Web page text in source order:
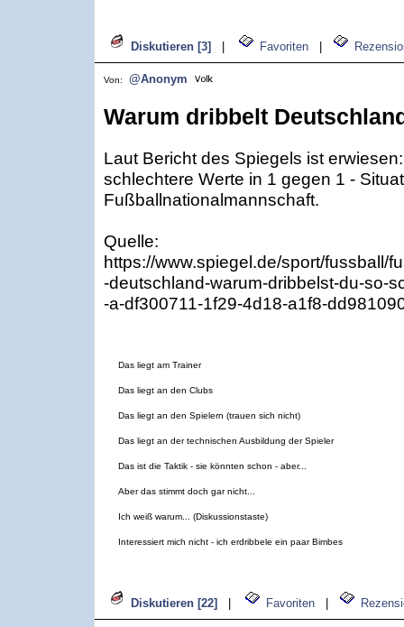
Diskutieren [3] Favoriten
Von: @Anonym
Warum dribbelt
Laut Bericht des Spiegels ist
schlechtere Werte in 1 gegen 1 -
Fußballnationalmannschaft.
Quelle:
https://www.spiegel.de/sport/fussball/
-deutschland-warum-dribbelst-du-so-
-a-df300711-1f29-4d18-a1f8-
Das liegt am Trainer
Das liegt an den Clubs
Das liegt an den Spielern (trauen sich nicht)
Das liegt an der technischen Ausbildung der Spieler
Das ist die Taktik - sie könnten schon - aber...
Aber das stimmt doch gar nicht...
Ich weiß warum... (Diskussionstaste)
Interessiert mich nicht - ich erdribbele ein paar Bimbes
Diskutieren [22] Favoriten